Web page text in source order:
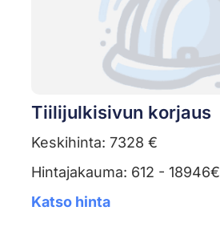
Tiilijulkisivun korjaus
Keskihinta: 7328 €
Hintajakauma: 612 - 18946€
Katso hinta